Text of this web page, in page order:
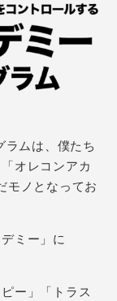
ラムは、僕たち
オレコンアカ
モノとなってお
ミー」に
ー」「トラス